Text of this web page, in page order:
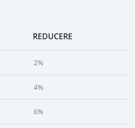
REDUCERE
2%
4%
6%